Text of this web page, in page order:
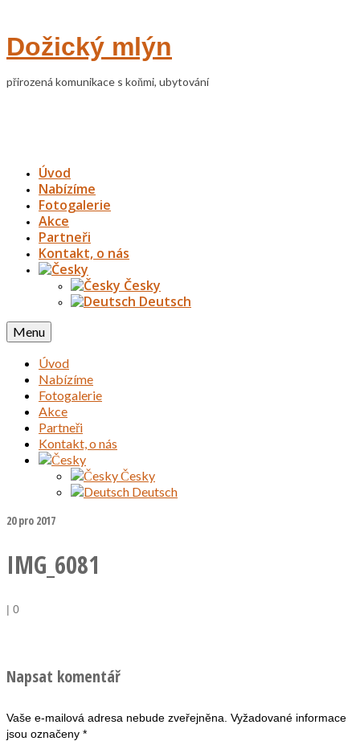
Dožický mlýn
přirozená komunikace s koňmi, ubytování
Úvod
Nabízíme
Fotogalerie
Akce
Partneři
Kontakt, o nás
Česky
Deutsch
Menu
Úvod
Nabízíme
Fotogalerie
Akce
Partneři
Kontakt, o nás
Česky
Deutsch
20pro 2017
IMG_6081
| 0
Napsat komentář
Vaše e-mailová adresa nebude zveřejněna. Vyžadované informace
jsou označeny *